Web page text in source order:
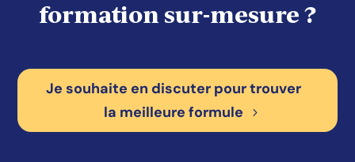
formation sur-mesure ?
Je souhaite en discuter pour trouver
la meilleure formule